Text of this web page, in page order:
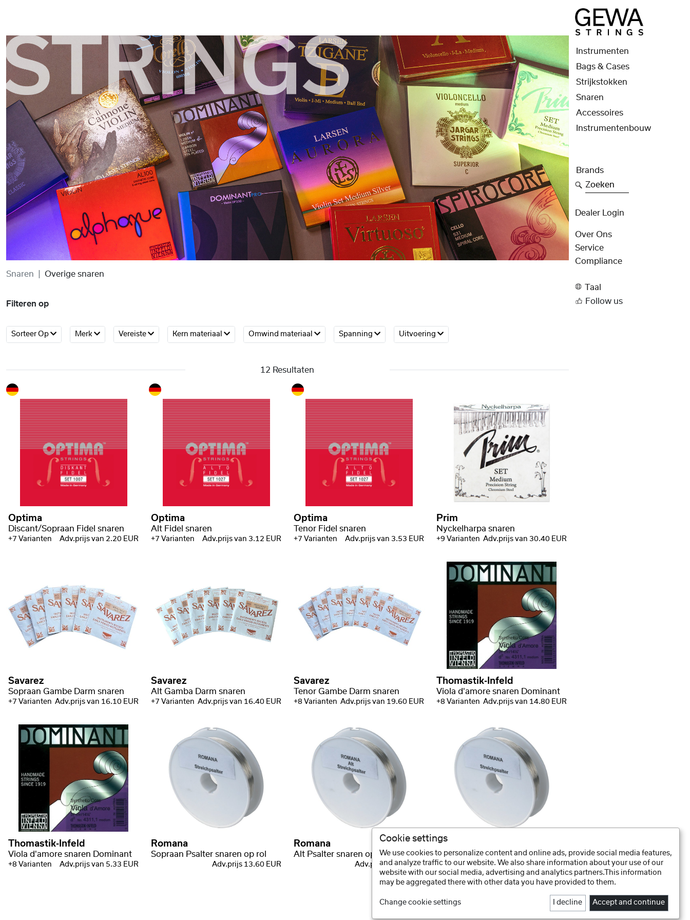
Snaren Overige snaren
Filteren op
Sorteer Op Merk Vereiste Kern materiaal Omwind materiaal Spanning Uitvoering
12 Resultaten
Optima
Discant/Sopraan Fidel snaren
+7 Varianten Adv.prijs van 2.20 EUR
Optima
Alt Fidel snaren
+7 Varianten Adv.prijs van 3.12 EUR
Optima
Tenor Fidel snaren
+7 Varianten Adv.prijs van 3.53 EUR
Prim
Nyckelharpa snaren
+9 Varianten Adv.prijs van 30.40 EUR
Savarez
Sopraan Gambe Darm snaren
+7 Varianten Adv.prijs van 16.10 EUR
Savarez
Alt Gamba Darm snaren
+7 Varianten Adv.prijs van 16.40 EUR
Savarez
Tenor Gambe Darm snaren
+8 Varianten Adv.prijs van 19.60 EUR
Thomastik-Infeld
Viola d'amore snaren Dominant
+8 Varianten Adv.prijs van 14.80 EUR
Thomastik-Infeld
Viola d'amore snaren Dominant
+8 Varianten Adv.prijs van 5.33 EUR
Romana
Sopraan Psalter snaren op rol
Adv.prijs 13.60 EUR
Romana
Alt Psalter snaren op rol
Adv.prijs 13.90 EUR
Romana
Tenor Psalter snaren op rol
Adv.prijs 14.10 EUR
Instrumenten
Bags & Cases
Strijkstokken
Snaren
Accessoires
Instrumentenbouw
Brands
Zoeken
Dealer Login
Over Ons
Service
Compliance
Taal
Follow us
Privacy Policy
Colofon
Cookie settings
We use cookies to personalize content and online ads, provide social media features,
and analyze traffic to our website. We also share information about your use of our
website with our social media, advertising and analytics partners.This information
may be aggregated there with other data you have provided to them.
Change cookie settings I decline Accept and continue